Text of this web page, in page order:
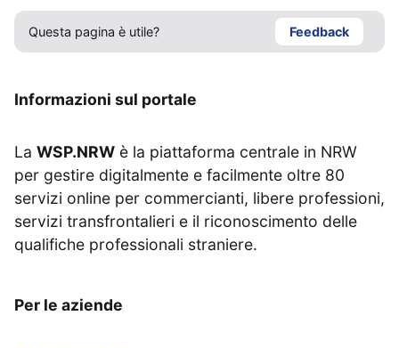
Questa pagina è utile? Feedback
Informazioni sul portale
La WSP.NRW è la piattaforma centrale in NRW
per gestire digitalmente e facilmente oltre 80
servizi online per commercianti, libere professioni,
servizi transfrontalieri e il riconoscimento delle
qualifiche professionali straniere.
Per le aziende